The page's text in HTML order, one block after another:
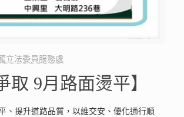
立法委員服務處
取 9月路面燙平】
、提升道路品質，以維交安、優化通行順